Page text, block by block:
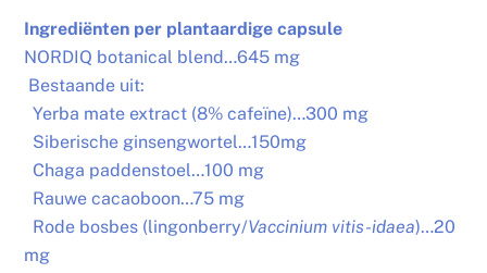
Ingrediënten per plantaardige capsule
NORDIQ botanical blend…645 mg
Bestaande uit:
Yerba mate extract (8% cafeïne)…300 mg
Siberische ginsengwortel…150mg
Chaga paddenstoel…100 mg
Rauwe cacaoboon…75 mg
Rode bosbes (lingonberry/Vaccinium vitis-idaea)…20
mg